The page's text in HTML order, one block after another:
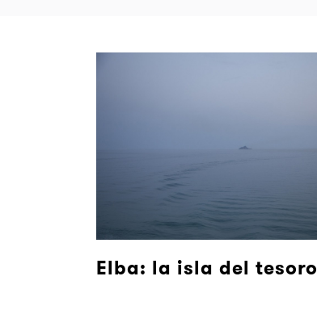
Elba: la isla del tesoro